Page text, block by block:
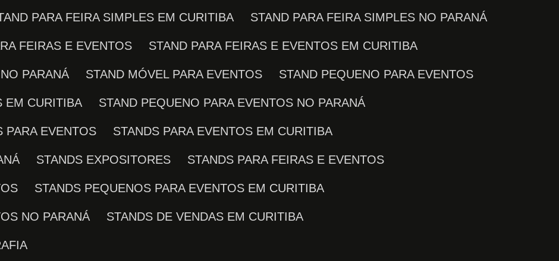
PARA FEIRA SIMPLES EM CURITIBA STAND PARA FEIRA SIMPLES NO PARANÁ
FEIRAS E EVENTOS STAND PARA FEIRAS E EVENTOS EM CURITIBA
PARANÁ STAND MÓVEL PARA EVENTOS STAND PEQUENO PARA EVENTOS
EM CURITIBA STAND PEQUENO PARA EVENTOS NO PARANÁ
PARA EVENTOS STANDS PARA EVENTOS EM CURITIBA
STANDS EXPOSITORES STANDS PARA FEIRAS E EVENTOS
STANDS PEQUENOS PARA EVENTOS EM CURITIBA
NO PARANÁ STANDS DE VENDAS EM CURITIBA